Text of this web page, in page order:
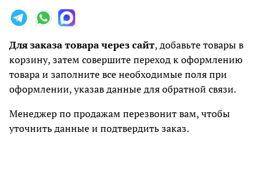
Для заказа товара через сайт, добавьте товары в
корзину, затем совершите переход к оформлению
товара и заполните все необходимые поля при
оформлении, указав данные для обратной связи.
Менеджер по продажам перезвонит вам, чтобы
уточнить данные и подтвердить заказ.